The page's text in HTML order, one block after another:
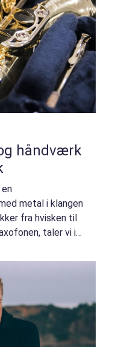
håndværk
metal i klangen
fra hvisken til
taler vi i